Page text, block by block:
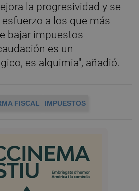
la progresividad y se
a los que más
bajar impuestos
es un
es alquimia", añadió.
FISCAL IMPUESTOS